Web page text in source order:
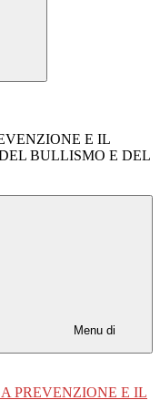
E IL
BULLISMO E DEL
Menu di
PREVENZIONE E IL